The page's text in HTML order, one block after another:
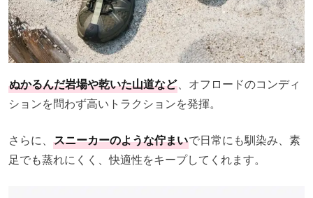
ぬかるんだ岩場や乾いた山道など、オフロードのコンディ
ションを問わず高いトラクションを発揮。
さらに、 スニーカーのような佇まいで日常にも馴染み、素
足でも蒸れにくく、快適性をキープしてくれます。